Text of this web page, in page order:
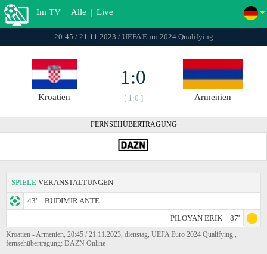
Im TV | Alle | Live
20:45 / 21.11.2023 / UEFA Euro 2024 Qualifying
Kroatien
1:0
[ 1:0 ] Armenien
FERNSEHÜBERTRAGUNG
SPIELE VERANSTALTUNGEN
43'
BUDIMIR ANTE
PILOYAN ERIK
87'
Kroatien - Armenien, 20:45 / 21.11.2023, dienstag, UEFA Euro 2024 Qualifying ,
fernsehübertragung: DAZN Online